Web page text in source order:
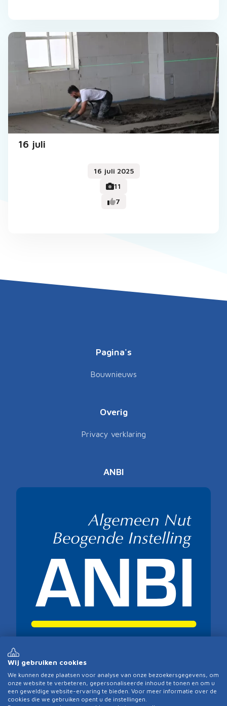
16 juli
16 juli 2025
11
7
Pagina's
Bouwnieuws
Overig
Privacy verklaring
ANBI
Contactgegevens
Gereformeerde Gemeente Kesteren
Wij gebruiken cookies
We kunnen deze plaatsen voor analyse van onze bezoekersgegevens, om
onze website te verbeteren, gepersonaliseerde inhoud te tonen en om u
een geweldige website-ervaring te bieden. Voor meer informatie over de
cookies die we gebruiken opent u de instellingen.